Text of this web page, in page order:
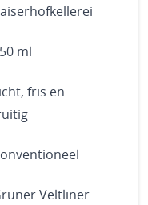
ml
fris en
Veltliner